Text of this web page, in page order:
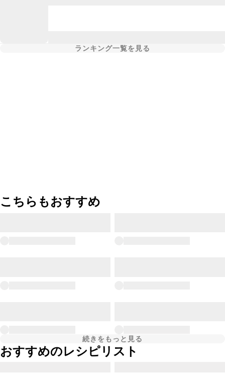
ランキング一覧を見る
こちらもおすすめ
続きをもっと見る
おすすめのレシピリスト